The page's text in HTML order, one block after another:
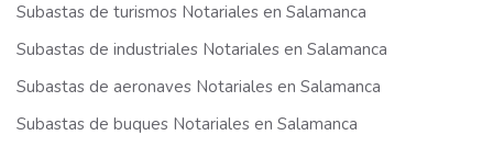
Subastas de turismos Notariales en Salamanca
Subastas de industriales Notariales en Salamanca
Subastas de aeronaves Notariales en Salamanca
Subastas de buques Notariales en Salamanca